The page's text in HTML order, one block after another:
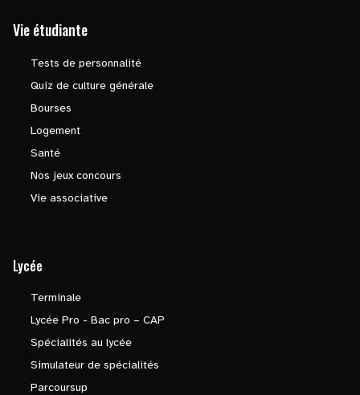
Vie étudiante
Tests de personnalité
Quiz de culture générale
Bourses
Logement
Santé
Nos jeux concours
Vie associative
Lycée
Terminale
Lycée Pro - Bac pro – CAP
Spécialités au lycée
Simulateur de spécialités
Parcoursup